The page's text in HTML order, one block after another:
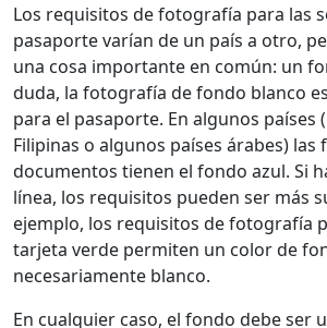
Los requisitos de fotografía para las
pasaporte varían de un país a otro,
una cosa importante en común: un
duda, la fotografía de fondo blanco
para el pasaporte. En algunos países
Filipinas o algunos países árabes) las
documentos tienen el fondo azul. Si
línea, los requisitos pueden ser más
ejemplo, los requisitos de fotografía
tarjeta verde permiten un color de
necesariamente blanco.
En cualquier caso, el fondo debe ser